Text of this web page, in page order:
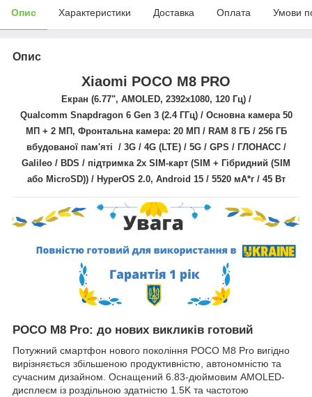
Опис Характеристики Доставка Оплата Умови
Опис
Xiaomi POCO M8 PRO
Екран (6.77", AMOLED, 2392x1080, 120Гц) /
Qualcomm Snapdragon 6 Gen 3 (2.4 ГГц) / Основна камера 50
МП + 2 МП , Фронтальна камера: 20МП / RAM 8 ГБ / 256 ГБ
вбудованої пам'яті / 3G / 4G (LTE) / 5G / GPS / ГЛОНАСС /
Galileo / BDS / підтримка 2х SIM-карт (SIM + Гібридний (SIM
або MicroSD)) / HyperOS 2.0, Android 15/ 5520 мА*г / 45 Вт
POCO M8 Pro: до нових викликів готовий
Потужний смартфон нового покоління POCO M8 Pro вигідно
вирізняється збільшеною продуктивністю, автономністю та
сучасним дизайном. Оснащений 6.83-дюймовим AMOLED-
дисплеєм із роздільною здатністю 1.5K та частотою